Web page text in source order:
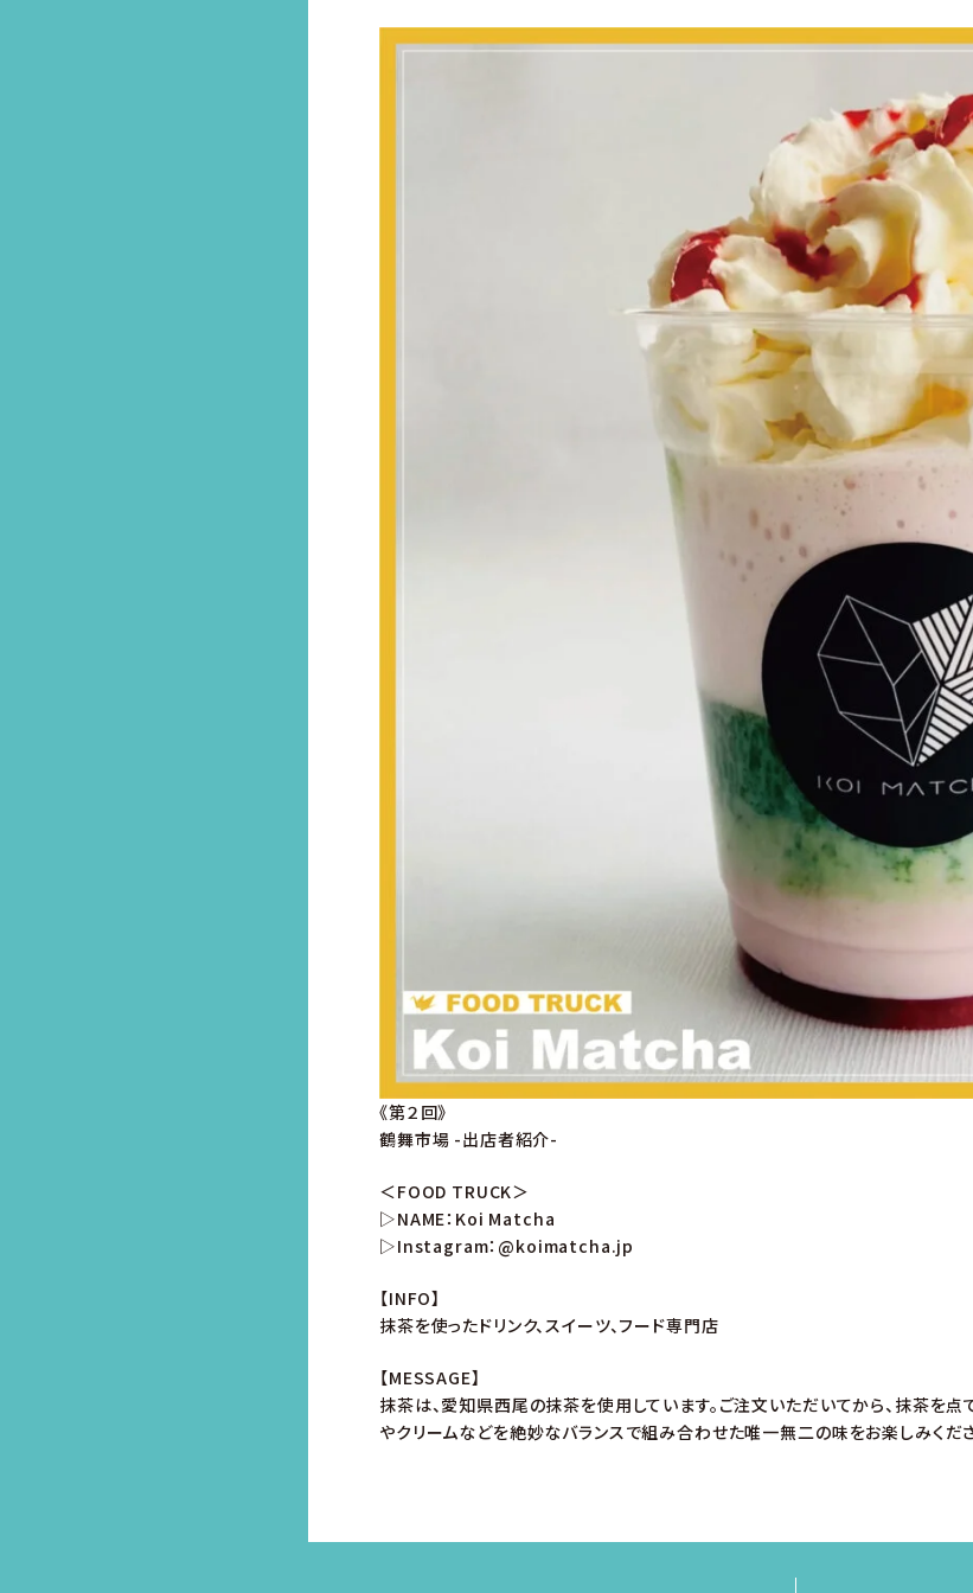
《第２回》
鶴舞市場 -出店者紹介-
＜FOOD TRUCK＞
▷NAME：Koi Matcha
▷Instagram：@koimatcha.jp
【INFO】
抹茶を使ったドリンク、スイーツ、フード専門店
【MESSAGE】
抹茶は、愛知県西尾の抹茶を使用しています。ご注文いただいてから、抹茶を
やクリームなどを絶妙なバランスで組み合わせた唯一無二の味をお楽しみくださ